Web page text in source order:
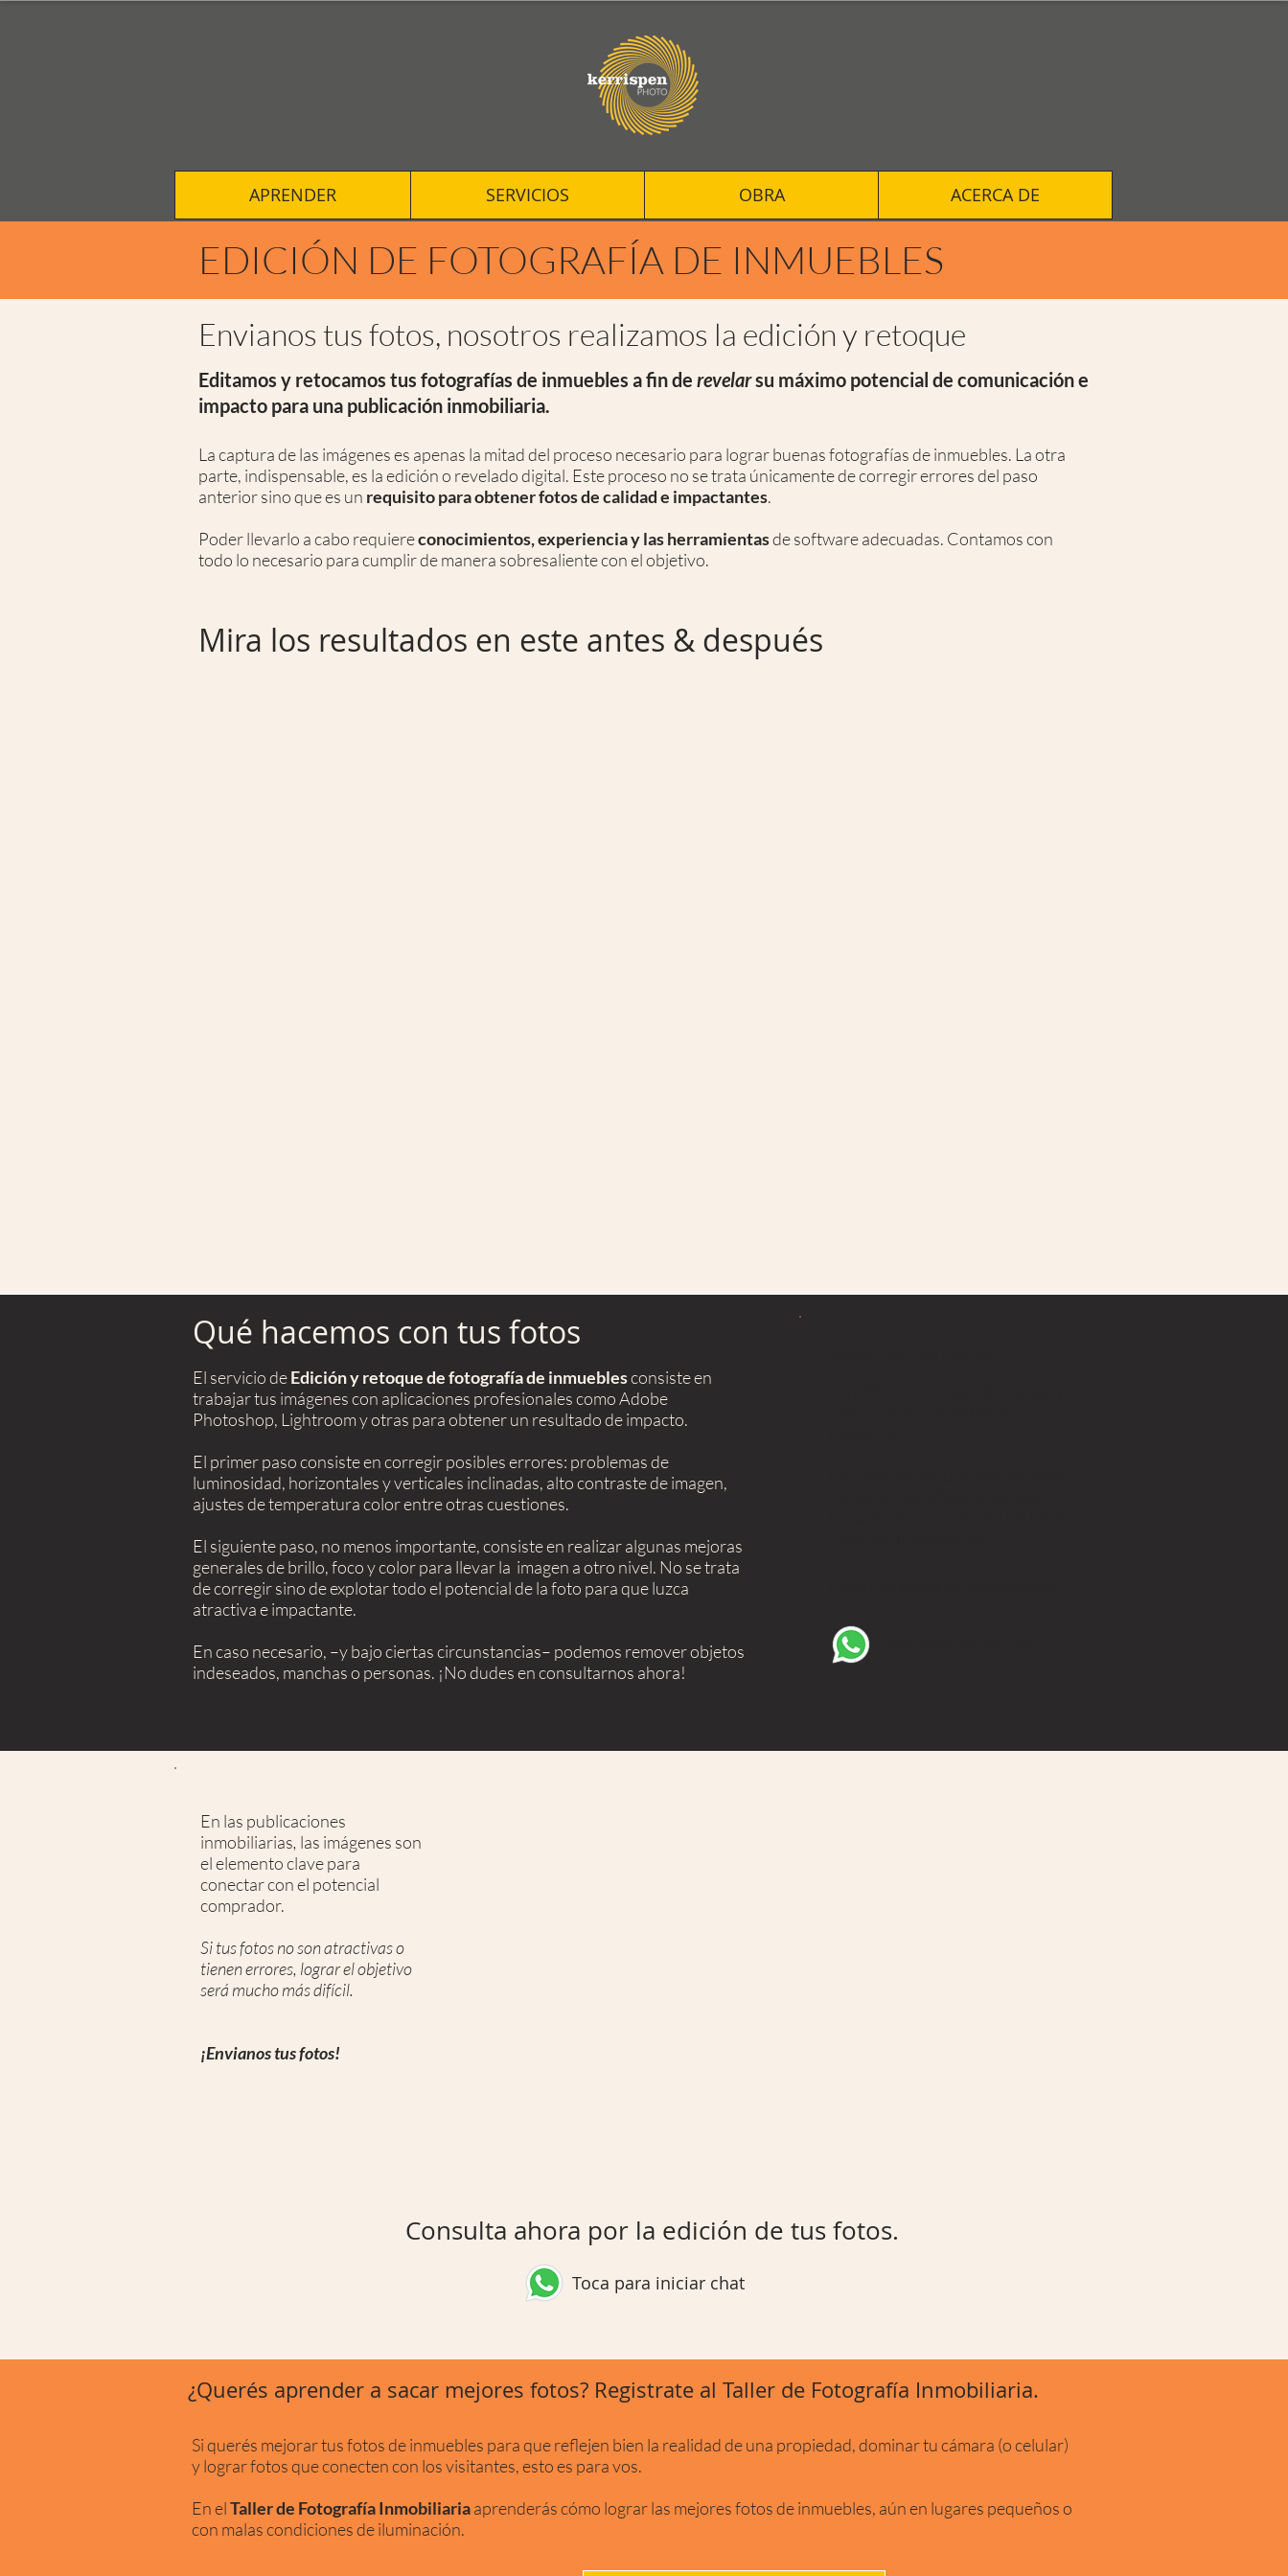
APRENDER SERVICIOS OBRA ACERCA DE
EDICIÓN DE FOTOGRAFÍA DE INMUEBLES
Envianos tus fotos, nosotros realizamos la edición y retoque
Editamos y retocamos tus fotografías de inmuebles a fin de revelarsu máximo potencial de comunicación e
impacto para una publicación inmobiliaria.
La captura de las imágenes es apenas la mitad del proceso necesario para lograr buenas fotografías de inmuebles. La otra
parte, indispensable, es la edición o revelado digital. Este proceso no se trata únicamente de corregir errores del paso
anterior sino que es un requisito para obtener fotos de calidad e impactantes.
Poder llevarlo a cabo requiereconocimientos, experiencia y las herramientasde software adecuadas. Contamos con
todo lo necesario para cumplir de manera sobresaliente con el objetivo.
Mira los resultados en este antes & después
Qué hacemos con tus fotos
El servicio deEdición y retoque de fotografía de inmueblesconsiste en
trabajar tus imágenes con aplicaciones profesionales como Adobe
Photoshop, Lightroom y otras para obtener un resultado de impacto.
El primer paso consiste en corregir posibles errores: problemas de
luminosidad, horizontales y verticales inclinadas, alto contraste de imagen,
ajustes de temperatura color entre otras cuestiones.
El siguiente paso, no menos importante, consiste en realizar algunas mejoras
generales de brillo, foco y color para llevar la imagen a otro nivel. No se trata
de corregir sino de explotar todo el potencial de la foto para que luzca
atractiva e impactante.
En caso necesario, –y bajo ciertas circunstancias– podemos remover objetos
indeseados, manchas o personas. ¡No dudes en consultarnos ahora!
En las publicaciones
inmobiliarias, las imágenes son
el elemento clave para
conectar con el potencial
comprador.
Si tus fotos no son atractivas o
tienen errores, lograr el objetivo
será mucho más difícil.
¡Envianos tus fotos!
Consulta ahora por la edición de tus fotos.
Toca para iniciar chat
¿Querés aprender a sacar mejores fotos? Registrate al Taller de Fotografía Inmobiliaria.
Si querés mejorar tus fotos de inmuebles para que reflejen bien la realidad de una propiedad, dominar tu cámara (o celular)
y lograr fotos que conecten con los visitantes, esto es para vos.
En elTaller de Fotografía Inmobiliariaaprenderás cómo lograr las mejores fotos de inmuebles, aún en lugares pequeños o
con malas condiciones de iluminación.